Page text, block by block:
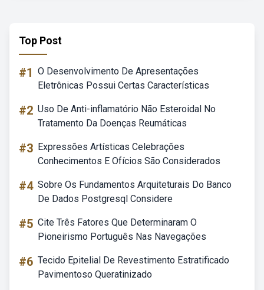
Top Post
#1 O Desenvolvimento De Apresentações
Eletrônicas Possui Certas Características
#2 Uso De Anti-inflamatório Não Esteroidal No
Tratamento Da Doenças Reumáticas
#3 Expressões Artísticas Celebrações
Conhecimentos E Ofícios São Considerados
#4 Sobre Os Fundamentos Arquiteturais Do Banco
De Dados Postgresql Considere
#5 Cite Três Fatores Que Determinaram O
Pioneirismo Português Nas Navegações
#6 Tecido Epitelial De Revestimento Estratificado
Pavimentoso Queratinizado